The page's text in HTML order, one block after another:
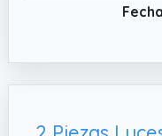
integrarse sin
cualquier
permite